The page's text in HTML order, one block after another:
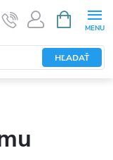
HĽADAŤ
KOŠÍK